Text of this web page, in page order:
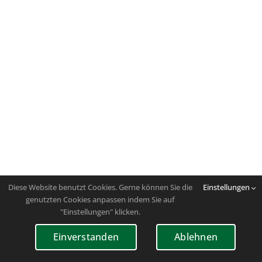
Diese Website benutzt Cookies. Gerne können Sie die
genutzten Cookies anpassen indem Sie auf
"Einstellungen" klicken.
Einstellungen
Einverstanden Ablehnen